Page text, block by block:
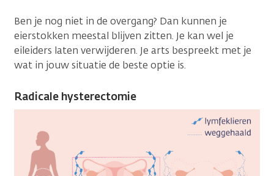
Ben je nog niet in de overgang? Dan kunnen je
eierstokken meestal blijven zitten. Je kan wel je
eileiders laten verwijderen. Je arts bespreekt met je
wat in jouw situatie de beste optie is.
Radicale hysterectomie